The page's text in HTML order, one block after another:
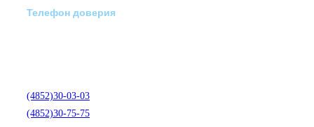
Телефон доверия
(4852)30-03-03
(4852)30-75-75